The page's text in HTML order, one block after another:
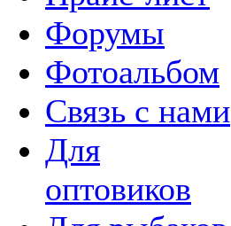
Форумы
Фотоальбом
Связь с нами
Для
оптовиков